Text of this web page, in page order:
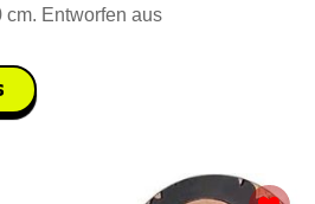
cm. Entworfen aus